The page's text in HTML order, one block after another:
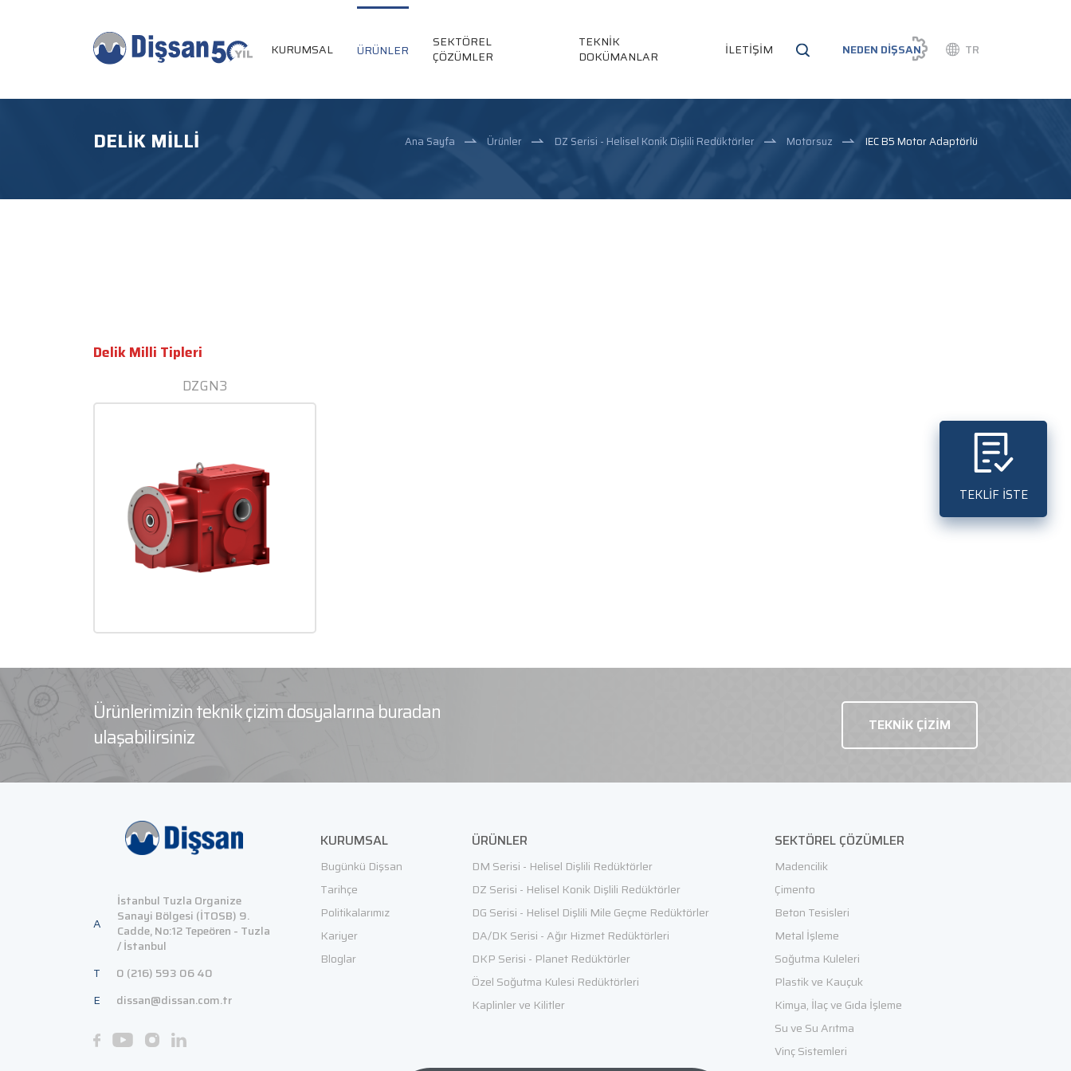
KURUMSAL ÜRÜNLER
SEKTÖREL
ÇÖZÜMLER
TEKNİK
DOKÜMANLAR
İLETİŞİM NEDEN DİŞSAN TR
DELIK MILLI Ana Sayfa Ürünler DZ Serisi - Helisel Konik Dişlili Redüktörler Motorsuz IEC B5 Motor Adaptörlü
Delik Milli Tipleri
DZGN3
TEKLİF İSTE
Ürünlerimizin teknik çizim dosyalarına buradan
ulaşabilirsiniz
TEKNİK ÇİZİM
A
İstanbul Tuzla Organize
Sanayi Bölgesi (İTOSB) 9.
Cadde, No:12 Tepeören - Tuzla
/ İstanbul
T
0 (216) 593 06 40
E
dissan@dissan.com.tr
KURUMSAL
Bugünkü Dişsan
Tarihçe
Politikalarımız
Kariyer
Bloglar
ÜRÜNLER
DM Serisi - Helisel Dişlili Redüktörler
DZ Serisi - Helisel Konik Dişlili Redüktörler
DG Serisi - Helisel Dişlili Mile Geçme Redüktörler
DA/DK Serisi - Ağır Hizmet Redüktörleri
DKP Serisi - Planet Redüktörler
Özel Soğutma Kulesi Redüktörleri
Kaplinler ve Kilitler
SEKTÖREL ÇÖZÜMLER
Madencilik
Çimento
Beton Tesisleri
Metal İşleme
Soğutma Kuleleri
Plastik ve Kauçuk
Kimya, İlaç ve Gıda İşleme
Su ve Su Arıtma
Vinç Sistemleri